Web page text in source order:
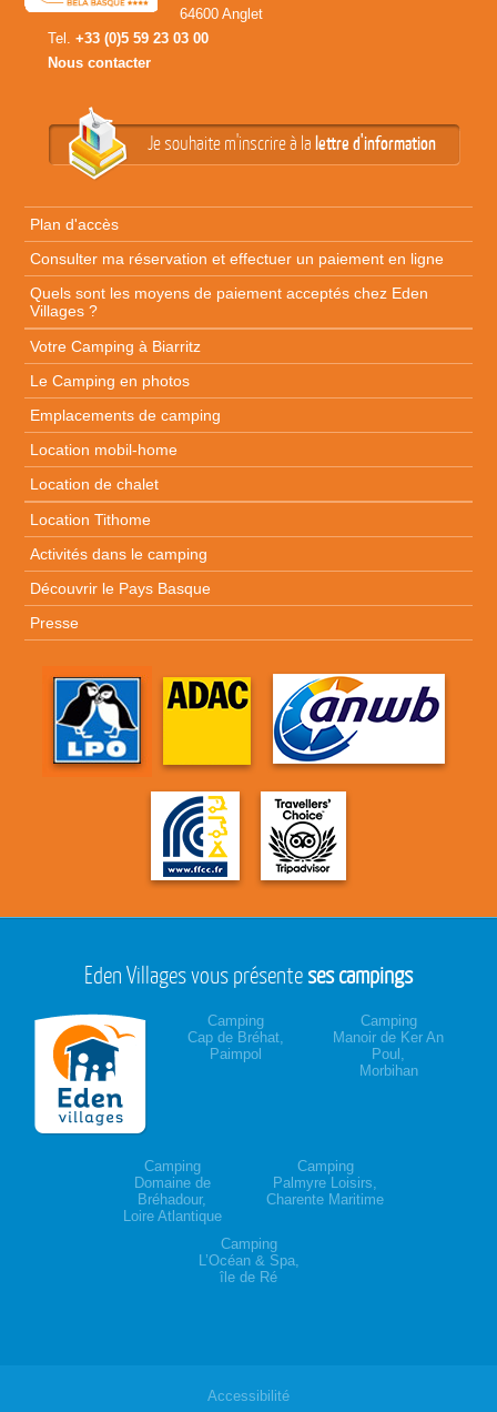
64600 Anglet
Tel. +33 (0)5 59 23 03 00
Nous contacter
Je souhaite m'inscrire à lalettre d'information
Plan d'accès
Consulter ma réservation et effectuer un paiement en ligne
Quels sont les moyens de paiement acceptés chez Eden
Villages ?
Votre Camping à Biarritz
Le Camping en photos
Emplacements de camping
Location mobil-home
Location de chalet
Location Tithome
Activités dans le camping
Découvrir le Pays Basque
Presse
Eden Villages vous présenteses campings
Camping
Cap de Bréhat,
Paimpol
Camping
Manoir de Ker An
Poul,
Morbihan
Camping
Domaine de
Bréhadour,
Loire Atlantique
Camping
Palmyre Loisirs,
Charente Maritime
Camping
L’Océan & Spa,
île de Ré
Accessibilité